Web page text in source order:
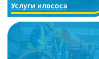
Услуги илососа